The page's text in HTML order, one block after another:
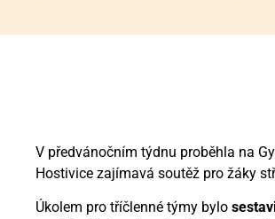
V předvánočním týdnu proběhla na
Hostivice zajímavá soutěž pro žáky
Úkolem pro tříčlenné týmy bylo